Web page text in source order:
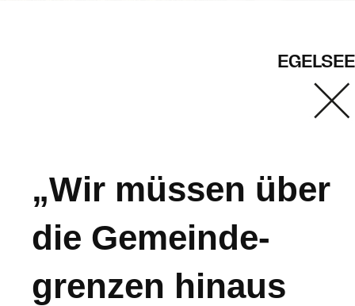
EGELSEE
„Wir müssen über
die Gemeinde­
grenzen hinaus